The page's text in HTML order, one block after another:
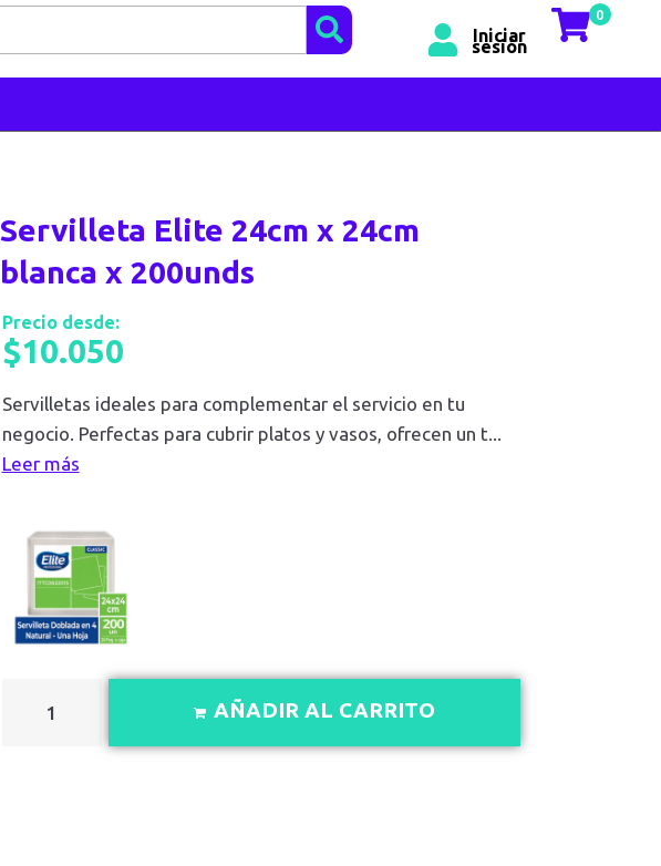
Iniciar
sesión
0
Servilleta Elite 24cm x 24cm
blanca x 200unds
Precio desde:
$10.050
Servilletas ideales para complementar el servicio en tu
negocio. Perfectas para cubrir platos y vasos, ofrecen un t...
Leer más
AÑADIR AL CARRITO